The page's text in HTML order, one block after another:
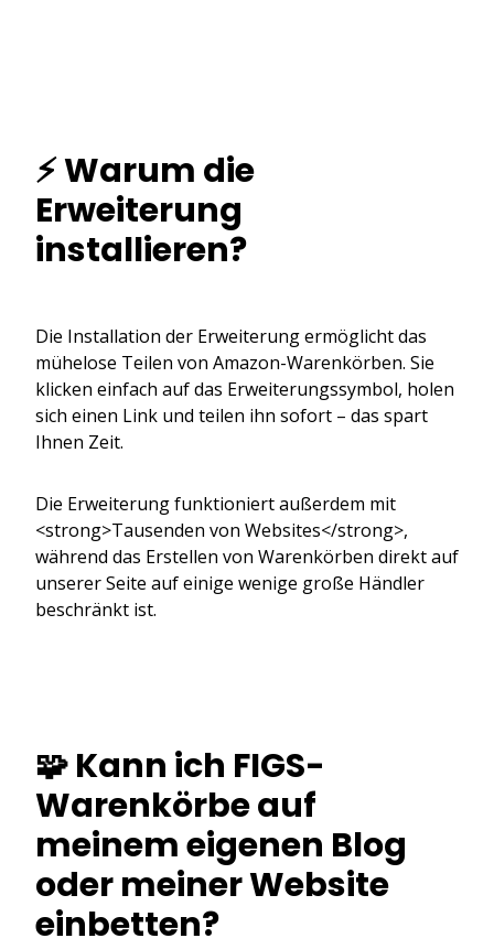
⚡ Warum die
Erweiterung
installieren?
Die Installation der Erweiterung ermöglicht das
mühelose Teilen von Amazon-Warenkörben. Sie
klicken einfach auf das Erweiterungssymbol, holen
sich einen Link und teilen ihn sofort – das spart
Ihnen Zeit.
Die Erweiterung funktioniert außerdem mit
<strong>Tausenden von Websites</strong>,
während das Erstellen von Warenkörben direkt auf
unserer Seite auf einige wenige große Händler
beschränkt ist.
🧩 Kann ich FIGS-
Warenkörbe auf
meinem eigenen Blog
oder meiner Website
einbetten?